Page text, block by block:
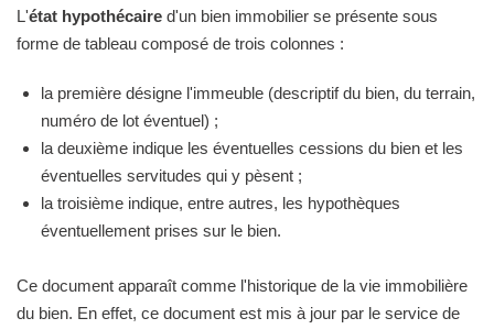
L'état hypothécaire d'un bien immobilier se présente sous
forme de tableau composé de trois colonnes :
la première désigne l'immeuble (descriptif du bien, du terrain,
numéro de lot éventuel) ;
la deuxième indique les éventuelles cessions du bien et les
éventuelles servitudes qui y pèsent ;
la troisième indique, entre autres, les hypothèques
éventuellement prises sur le bien.
Ce document apparaît comme l'historique de la vie immobilière
du bien. En effet, ce document est mis à jour par le service de